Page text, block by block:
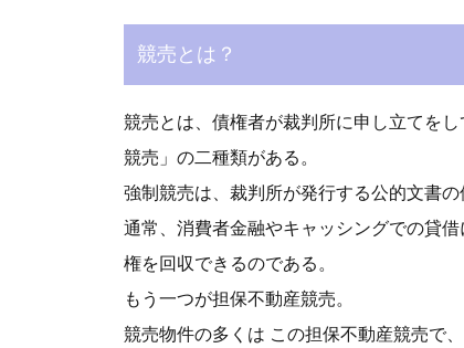
競売とは？
競売とは、債権者が裁判所に申し立てを
競売」の二種類がある。
強制競売は、裁判所が発行する公的文書
通常、消費者金融やキャッシングでの貸
権を回収できるのである。
もう一つが担保不動産競売。
競売物件の多くは この担保不動産競売で